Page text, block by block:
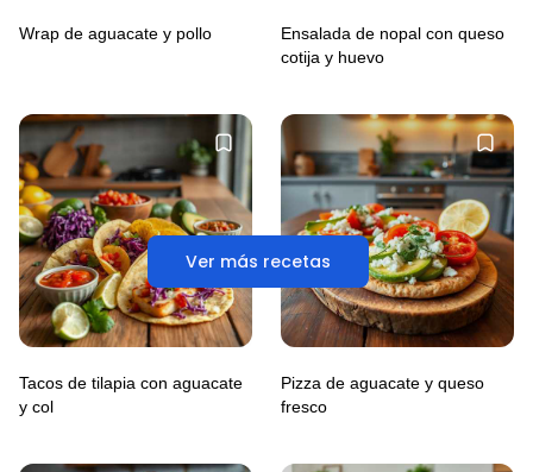
Ver más recetas
Wrap de aguacate y pollo
Ensalada de nopal con queso
cotija y huevo
Tacos de tilapia con aguacate
y col
Pizza de aguacate y queso
fresco